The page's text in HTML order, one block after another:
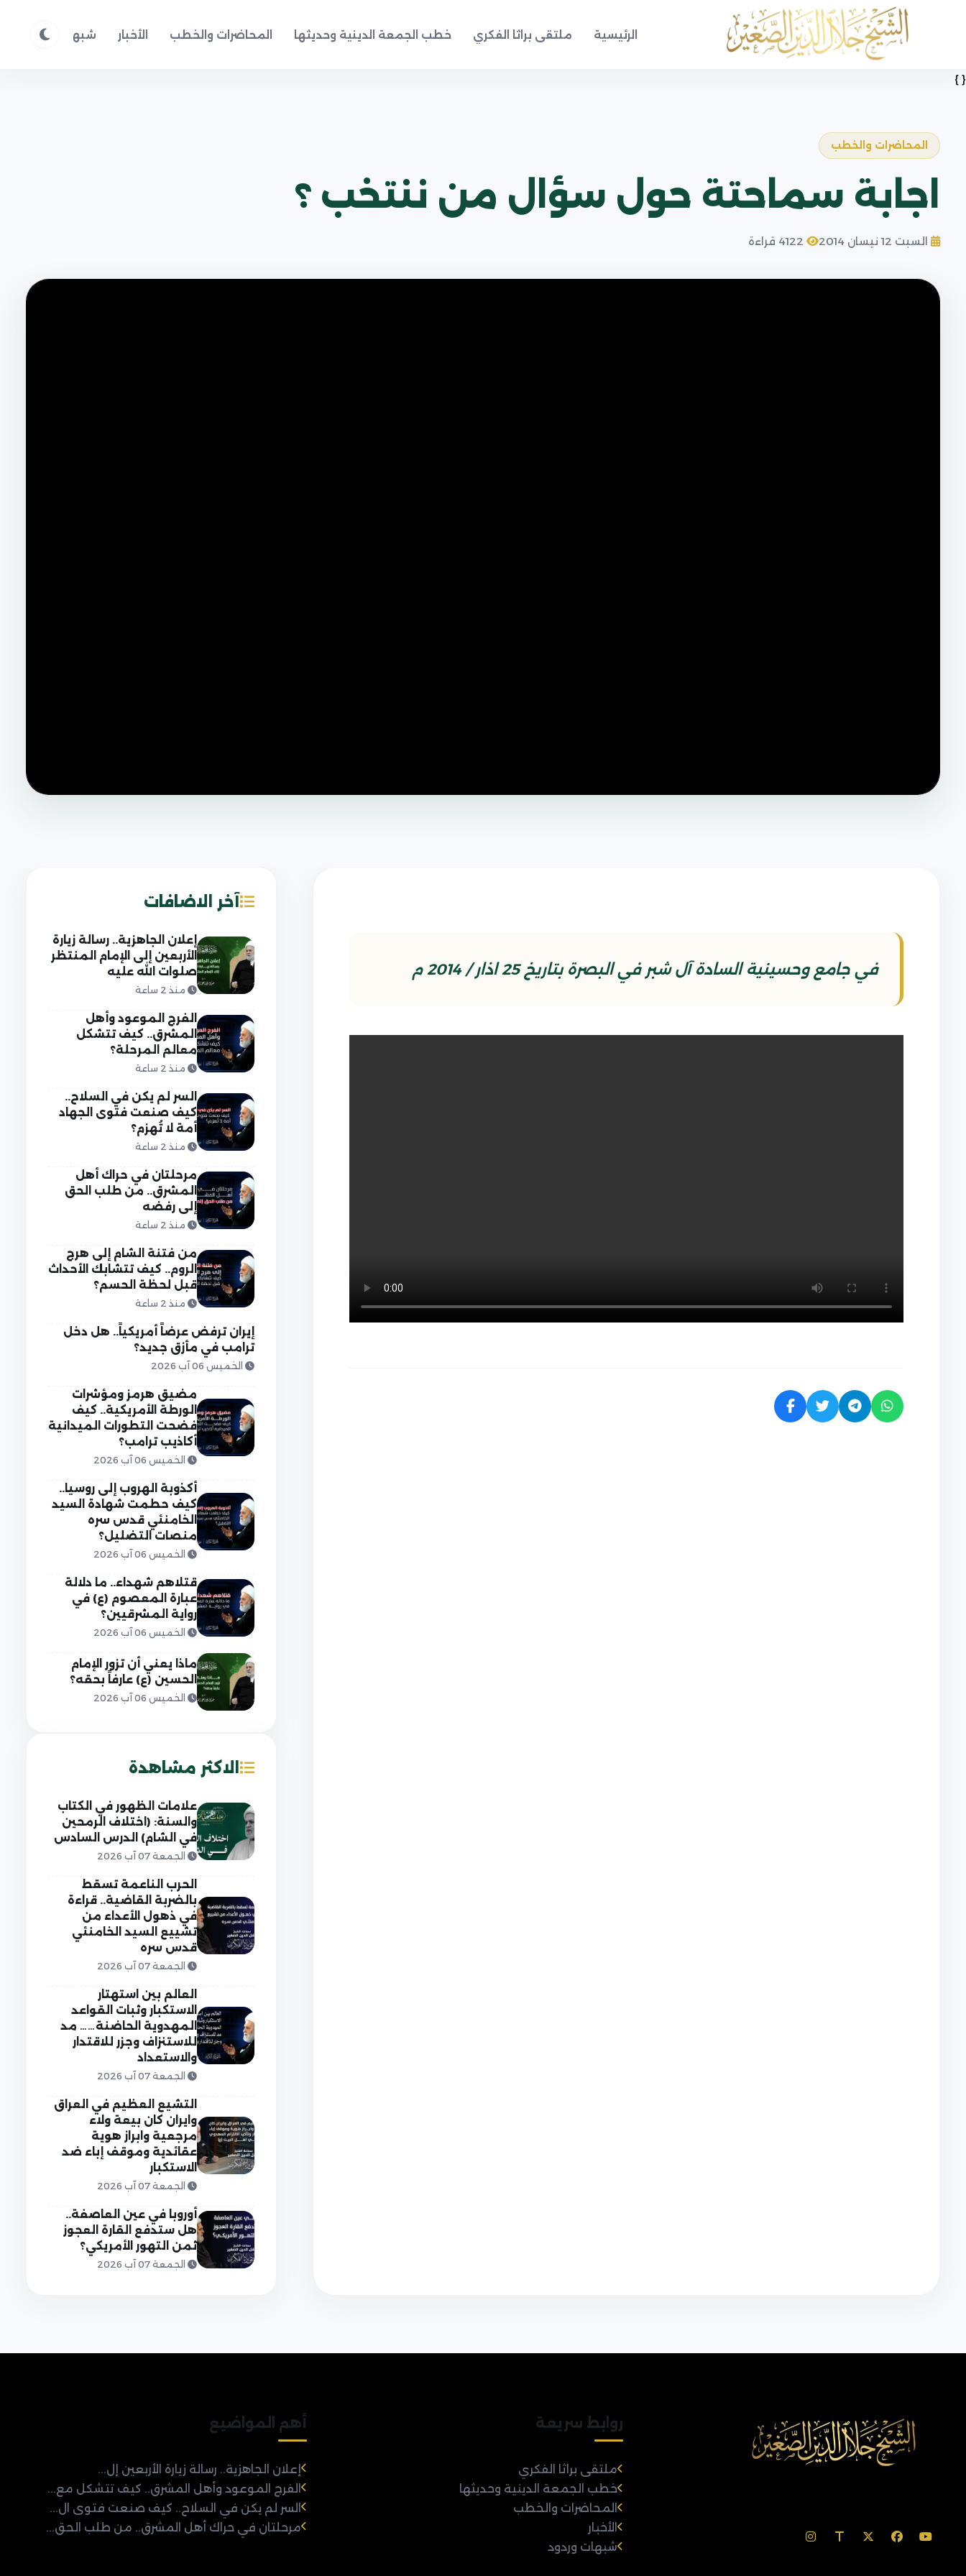
الرئيسية ملتقى براثا الفكري خطب الجمعة الدينية وحديثها المحاضرات والخطب الأخبار شبهات وردود
{ }
المحاضرات والخطب
اجابة سماحتة حول سؤال من ننتخب ؟
السبت 12 نيسان 2014
في جامع وحسينية السادة آل شبر في البصرة بتاريخ 25 اذار / 2014 م
آخر الاضافات
إعلان الجاهزية.. رسالة زيارة
الأربعين إلى الإمام المنتظر
صلوات الله عليه
منذ 2 ساعة
الفرج الموعود وأهل
المشرق.. كيف تتشكل
معالم المرحلة؟
منذ 2 ساعة
السر لم يكن في السلاح..
كيف صنعت فتوى الجهاد
أمة لا تُهزم؟
منذ 2 ساعة
مرحلتان في حراك أهل
المشرق.. من طلب الحق
إلى رفضه
منذ 2 ساعة
من فتنة الشام إلى هرج
الروم.. كيف تتشابك الأحداث
قبل لحظة الحسم؟
منذ 2 ساعة
إيران ترفض عرضاً أمريكياً.. هل دخل
ترامب في مأزق جديد؟
الخميس 06 آب 2026
مضيق هرمز ومؤشرات
الورطة الأمريكية.. كيف
فضحت التطورات الميدانية
أكاذيب ترامب؟
الخميس 06 آب 2026
أكذوبة الهروب إلى روسيا..
كيف حطمت شهادة السيد
الخامنئي قدس سره
منصات التضليل؟
الخميس 06 آب 2026
قتلاهم شهداء.. ما دلالة
عبارة المعصوم (ع) في
رواية المشرقيين؟
الخميس 06 آب 2026
ماذا يعني أن تزور الإمام
الحسين (ع) عارفاً بحقه؟
الخميس 06 آب 2026
الاكثر مشاهدة
علامات الظهور في الكتاب
والسنة: (اختلاف الرمحين
في الشام) الدرس السادس
الجمعة 07 آب 2026
الحرب الناعمة تسقط
بالضربة القاضية.. قراءة
في ذهول الأعداء من
تشييع السيد الخامنئي
قدس سره
الجمعة 07 آب 2026
العالم بين استهتار
الاستكبار وثبات القواعد
المهدوية الحاضنة…… مد
للاستنزاف وجزر للاقتدار
والاستعداد
الجمعة 07 آب 2026
التشيع العظيم في العراق
وايران كان بيعة ولاء
مرجعية وابراز هوية
عقائدية وموقف إباء ضد
الاستكبار
الجمعة 07 آب 2026
أوروبا في عين العاصفة..
هل ستدفع القارة العجوز
ثمن التهور الأمريكي؟
الجمعة 07 آب 2026
روابط سريعة
ملتقى براثا الفكري
خطب الجمعة الدينية وحديثها
المحاضرات والخطب
الأخبار
شبهات وردود
أهم المواضيع
إعلان الجاهزية.. رسالة زيارة الأربعين إل...
الفرج الموعود وأهل المشرق.. كيف تتشكل مع...
السر لم يكن في السلاح.. كيف صنعت فتوى ال...
مرحلتان في حراك أهل المشرق.. من طلب الحق...